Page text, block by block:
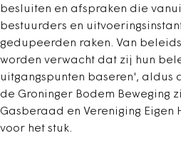
besluiten en afspraken die
bestuurders en
gedupeerden raken. Van
worden verwacht dat zij hun
uitgangspunten baseren', aldus
de Groninger Bodem Beweging
Gasberaad en Vereniging Eigen
voor het stuk.